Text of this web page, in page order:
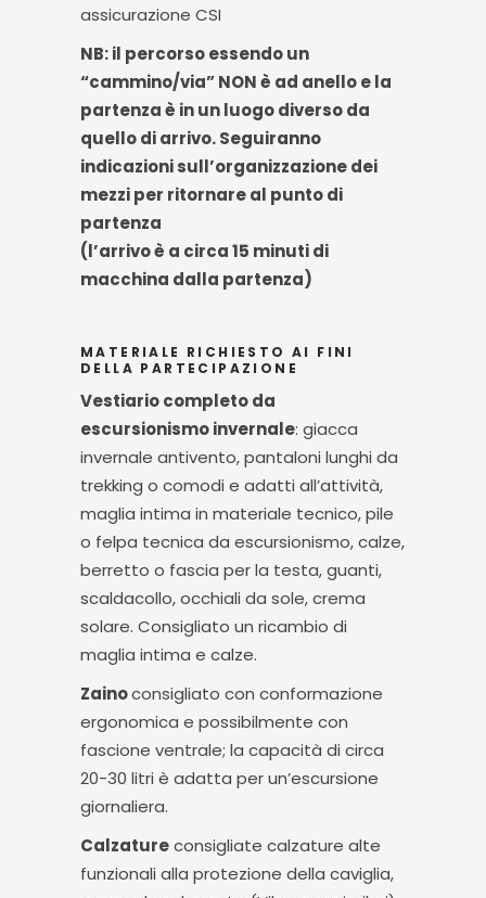
assicurazione CSI
NB: il percorso essendo un
“cammino/via” NON è ad anello e la
partenza è in un luogo diverso da
quello di arrivo. Seguiranno
indicazioni sull’organizzazione dei
mezzi per ritornare al punto di
partenza
(l’arrivo è a circa 15 minuti di
macchina dalla partenza)
MATERIALE RICHIESTO AI FINI
DELLA PARTECIPAZIONE
Vestiario completo da
escursionismo invernale: giacca
invernale antivento, pantaloni lunghi da
trekking o comodi e adatti all’attività,
maglia intima in materiale tecnico, pile
o felpa tecnica da escursionismo, calze,
berretto o fascia per la testa, guanti,
scaldacollo, occhiali da sole, crema
solare. Consigliato un ricambio di
maglia intima e calze.
Zainoconsigliato con conformazione
ergonomica e possibilmente con
fascione ventrale; la capacità di circa
20-30 litri è adatta per un’escursione
giornaliera.
Calzatureconsigliate calzature alte
funzionali alla protezione della caviglia,